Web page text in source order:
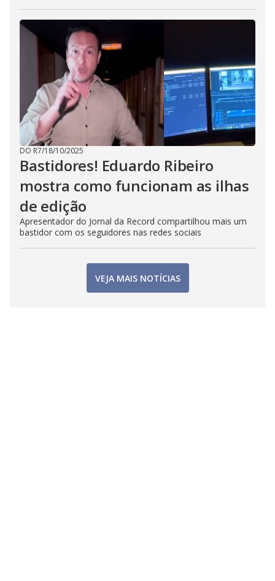
DO R7/18/10/2025
Bastidores! Eduardo Ribeiro
mostra como funcionam as ilhas
de edição
Apresentador do Jornal da Record compartilhou mais um
bastidor com os seguidores nas redes sociais
VEJA MAIS NOTÍCIAS